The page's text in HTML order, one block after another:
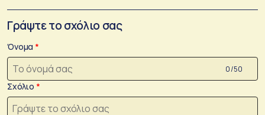
Γράψτε το σχόλιο σας
Όνομα
0 /50
Σχόλιο